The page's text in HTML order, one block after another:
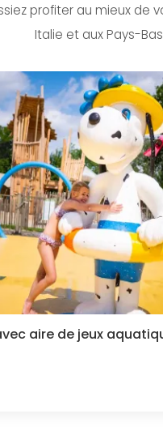
profiter au mieux de
Italie et aux Pays-
aire de jeux